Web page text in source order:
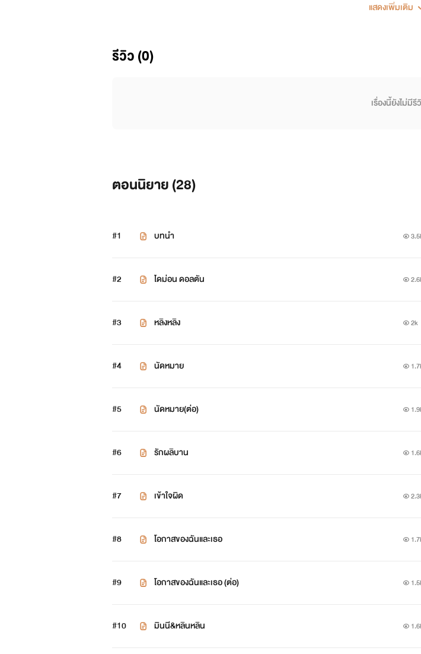
รักเก่าที่แอบซ้อนไว้ ที่เขาคนนั้นกลั
แสดงเพิ่มเติม
รีวิว (0)
เรื่องนี้ยังไม่มีรี
ตอนนิยาย (28)
#1 บทนำ
#2 ไดม่อน ดอลตัน
#3 หลิงหลิง 2k
#4 นัดหมาย
#5 นัดหมาย(ต่อ)
#6 รักผลิบาน
#7 เข้าใจผิด
#8 โอกาสของฉันและเธอ
#9 โอกาสของฉันและเธอ (ต่อ)
#10 มินนี&หลินหลิน